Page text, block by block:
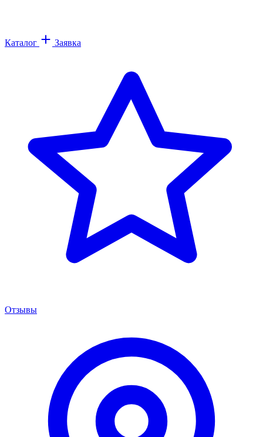
Каталог Заявка
Отзывы
Менеджер сервиса
Онлайн · отвечаем за 5 мин